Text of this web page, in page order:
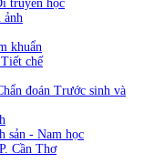
truyền học
ảnh
khuẩn
chế
đoán Trước sinh và
sản - Nam học
Cần Thơ